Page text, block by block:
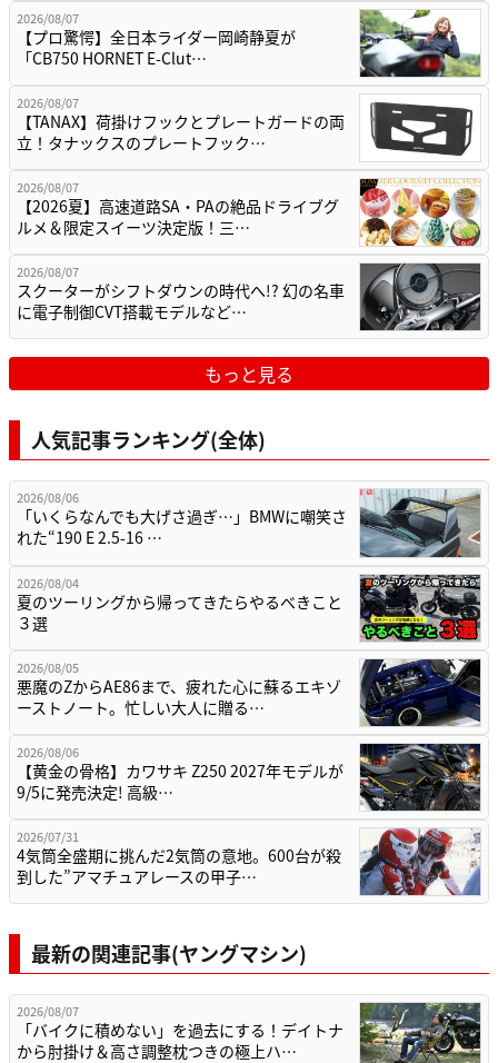
2026/08/07
【プロ驚愕】全日本ライダー岡崎静夏が
「CB750 HORNET E-Clut…
2026/08/07
【TANAX】荷掛けフックとプレートガードの両
立！タナックスのプレートフック…
2026/08/07
【2026夏】高速道路SA・PAの絶品ドライブグ
ルメ＆限定スイーツ決定版！三…
2026/08/07
スクーターがシフトダウンの時代へ!? 幻の名車
に電子制御CVT搭載モデルなど…
もっと見る
人気記事ランキング(全体)
2026/08/06
「いくらなんでも大げさ過ぎ…」BMWに嘲笑さ
れた“190 E 2.5-16 …
2026/08/04
夏のツーリングから帰ってきたらやるべきこと
３選
2026/08/05
悪魔のZからAE86まで、疲れた心に蘇るエキゾ
ーストノート。忙しい大人に贈る…
2026/08/06
【黄金の骨格】カワサキ Z250 2027年モデルが
9/5に発売決定! 高級…
2026/07/31
4気筒全盛期に挑んだ2気筒の意地。600台が殺
到した”アマチュアレースの甲子…
最新の関連記事(ヤングマシン)
2026/08/07
「バイクに積めない」を過去にする！デイトナ
から肘掛け＆高さ調整枕つきの極上ハ…